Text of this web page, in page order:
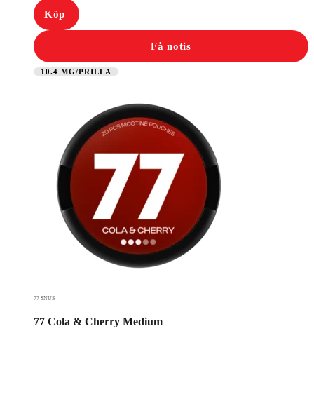
Köp
Få notis
10.4 MG/PRILLA
77 SNUS
77 Cola & Cherry Medium